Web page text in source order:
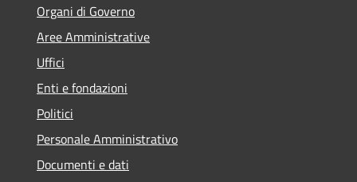
Organi di Governo
Aree Amministrative
Uffici
Enti e fondazioni
Politici
Personale Amministrativo
Documenti e dati